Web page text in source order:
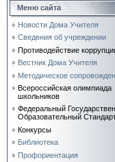
Меню сайта
Новости Дома Учителя
Сведения об учреждении
Противодействие
Вестник Дома Учителя
Методическое
Всероссийская олимпиада
школьников
Федеральный
Образовательный
Конкурсы
Библиотека
Профориентация